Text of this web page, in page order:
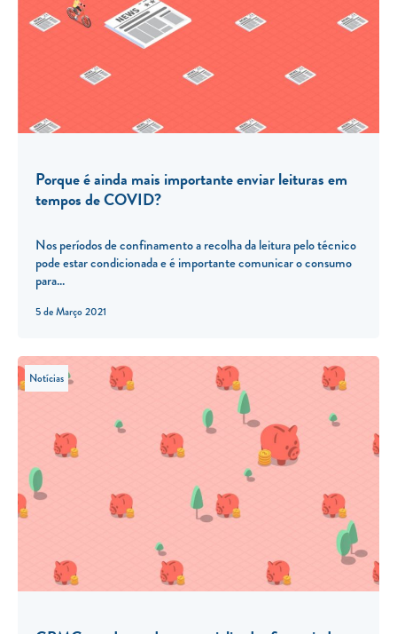
5 de Março 2021
Porque é ainda mais importante enviar leituras em
tempos de COVID?
Nos períodos de confinamento a recolha da leitura pelo técnico
pode estar condicionada e é importante comunicar o consumo
para...
Notícias